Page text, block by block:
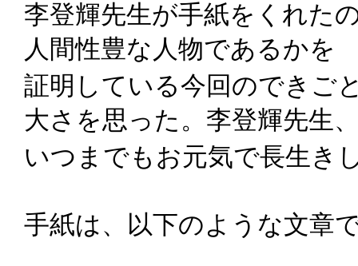
李登輝先生が手紙をくれた
人間性豊な人物であるかを
証明している今回のできご
大さを思った。李登輝先生
いつまでもお元気で長生き
手紙は、以下のような文章